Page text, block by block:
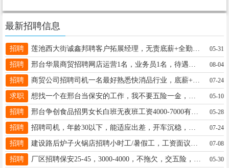
最新招聘信息
招聘 05-31
招聘 08-04
招聘 商贸公司招聘司机一名最好熟悉快消品行业，底薪+提成+每周日公休 联系电话18731909723 地点古玩城附近 07-24
求职 05-10
招聘 邢台争创食品招男女长白班无夜班工资4000-7000有休班饭补可住50岁以下手机13653197155同V 05-28
招聘 07-24
招聘 07-08
招聘 05-30